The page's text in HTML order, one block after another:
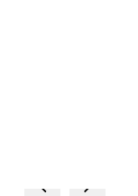
prev
next